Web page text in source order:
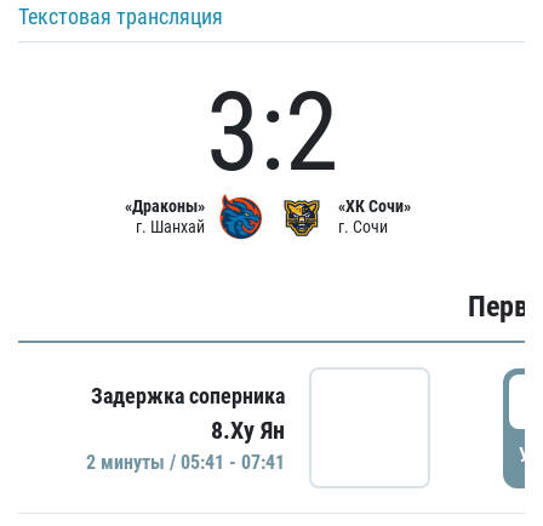
Текстовая трансляция
«Драконы»
г. Шанхай
3:2
«ХК Сочи»
г. Сочи
Задержка соперника
8.Ху Ян
2 минуты / 05:41 - 07:41